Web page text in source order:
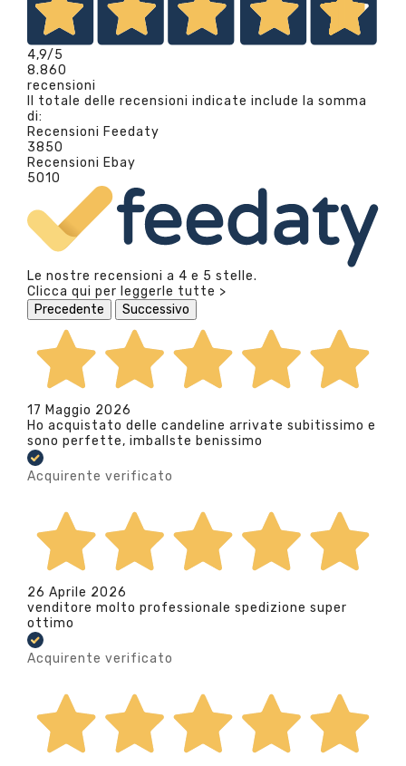
4,9/5
8.860
recensioni
Il totale delle recensioni indicate include la somma
di:
Recensioni Feedaty
3850
Recensioni Ebay
5010
Le nostre recensioni a 4 e 5 stelle.
Clicca qui per leggerle tutte >
Precedente
Successivo
17 Maggio 2026
Ho acquistato delle candeline arrivate subitissimo e
sono perfette, imballste benissimo
Acquirente verificato
26 Aprile 2026
venditore molto professionale spedizione super
ottimo
Acquirente verificato